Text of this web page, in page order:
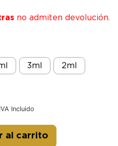
no admiten devolución.
3ml 2ml
IVA Incluido
al carrito